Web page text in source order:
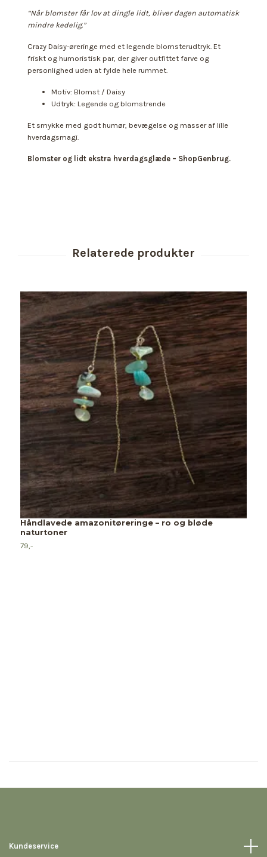
“Når blomster får lov at dingle lidt, bliver dagen automatisk
mindre kedelig.”
Crazy Daisy-øreringe med et legende blomsterudtryk. Et
friskt og humoristisk par, der giver outfittet farve og
personlighed uden at fylde hele rummet.
Motiv: Blomst / Daisy
Udtryk: Legende og blomstrende
Et smykke med godt humør, bevægelse og masser af lille
hverdagsmagi.
Blomster og lidt ekstra hverdagsglæde – ShopGenbrug.
Håndlavede amazonitøreringe – ro og bløde
naturtoner
79,-
Kundeservice